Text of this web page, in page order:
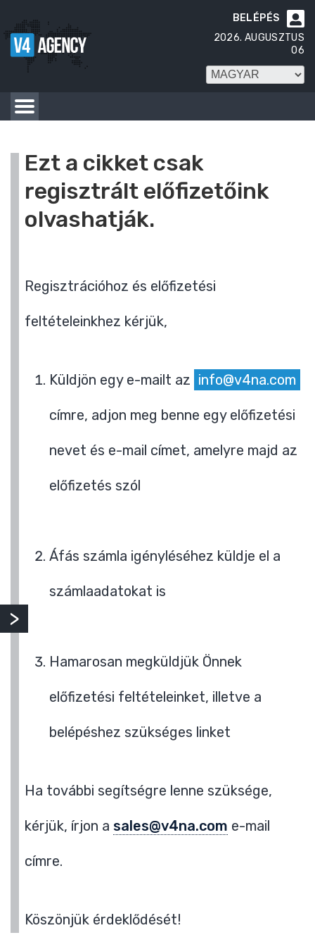

BELÉPÉS
2026. AUGUSZTUS
06
Ezt a cikket csak
regisztrált előfizetőink
olvashatják.
Regisztrációhoz és előfizetési
feltételeinkhez kérjük,
Küldjön egy e-mailt az info@v4na.com
címre, adjon meg benne egy előfizetési
nevet és e-mail címet, amelyre majd az
előfizetés szól
Áfás számla igényléséhez küldje el a
számlaadatokat is
Hamarosan megküldjük Önnek
előfizetési feltételeinket, illetve a
belépéshez szükséges linket
Ha további segítségre lenne szüksége,
kérjük, írjon a sales@v4na.com e-mail
címre.
Köszönjük érdeklődését!